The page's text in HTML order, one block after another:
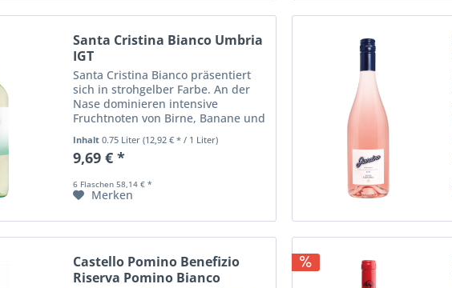
Santa Cristina Bianco Umbria
IGT
Santa Cristina Bianco präsentiert
sich in strohgelber Farbe. An der
Nase dominieren intensive
Fruchtnoten von Birne, Banane und
gelbem Pfirsich. Am Gaumen
ausgewogen, schmackhaft und
schön frisch und weich mit
Inhalt 0.75 Liter (12,92 € * / 1 Liter)
9,69 € *
6 Flaschen 58,14 € *
Merken
Castello Pomino Benefizio
Riserva Pomino Bianco